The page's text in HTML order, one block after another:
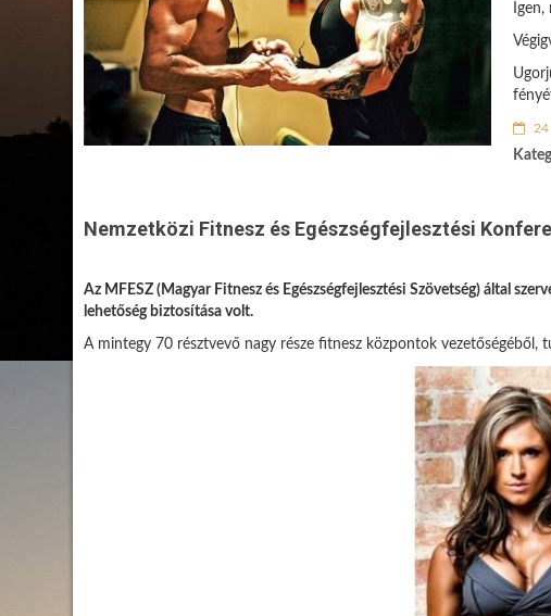
24
Nemzetközi Fitnesz és Egészségfejlesztési
Az MFESZ (Magyar Fitnesz és Egészségfejlesztési Szövetség) által
lehetőség biztosítása volt.
A mintegy 70 résztvevő nagy része fitnesz központok